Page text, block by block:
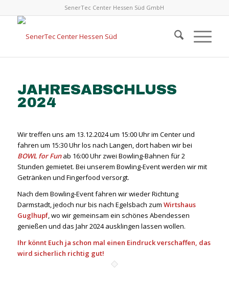
SenerTec Center Hessen Süd GmbH
JAHRESABSCHLUSS
2024
Wir treffen uns am 13.12.2024 um 15:00 Uhr im Center und
fahren um 15:30 Uhr los nach Langen, dort haben wir bei
BOWL for Funab 16:00 Uhr zwei Bowling-Bahnen für 2
Stunden gemietet. Bei unserem Bowling-Event werden wir mit
Getränken und Fingerfood versorgt.
Nach dem Bowling-Event fahren wir wieder Richtung
Darmstadt, jedoch nur bis nach Egelsbach zum Wirtshaus
Guglhupf, wo wir gemeinsam ein schönes Abendessen
genießen und das Jahr 2024 ausklingen lassen wollen.
Ihr könnt Euch ja schon mal einen Eindruck verschaffen, das
wird sicherlich richtig gut!